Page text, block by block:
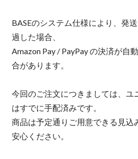
BASEのシステム仕様により、発
過した場合、
Amazon Pay / PayPay の決済が自
合があります。
今回のご注文につきましては、ユ
はすでに手配済みです。
商品は予定通りご用意できる見込
安心ください。